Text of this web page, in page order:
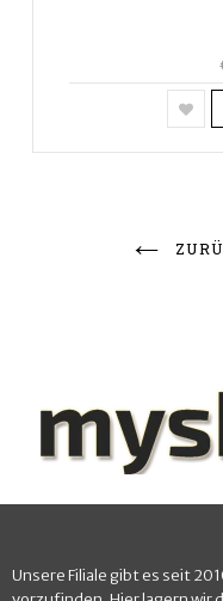
Unsere Filiale gibt es seit